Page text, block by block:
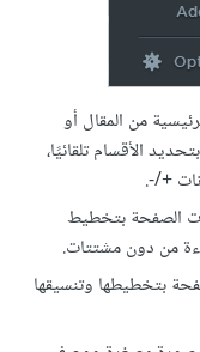
من المقال أو
الأقسام تلقائيًا،
+/-.
الصفحة بتخطيط
من دون مشتتات.
بتخطيطها وتنسيقها